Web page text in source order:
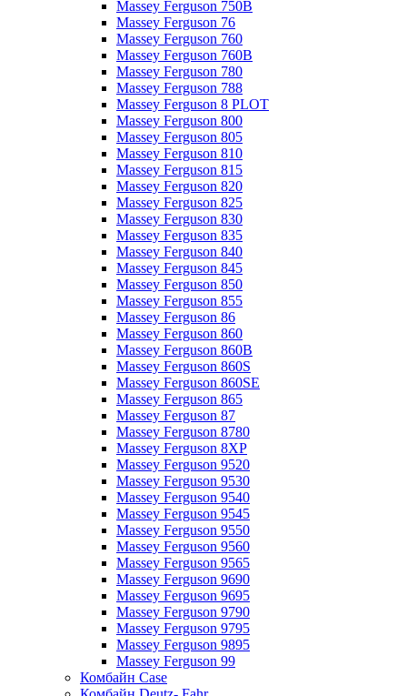
Massey Ferguson 750B
Massey Ferguson 76
Massey Ferguson 760
Massey Ferguson 760B
Massey Ferguson 780
Massey Ferguson 788
Massey Ferguson 8 PLOT
Massey Ferguson 800
Massey Ferguson 805
Massey Ferguson 810
Massey Ferguson 815
Massey Ferguson 820
Massey Ferguson 825
Massey Ferguson 830
Massey Ferguson 835
Massey Ferguson 840
Massey Ferguson 845
Massey Ferguson 850
Massey Ferguson 855
Massey Ferguson 86
Massey Ferguson 860
Massey Ferguson 860B
Massey Ferguson 860S
Massey Ferguson 860SE
Massey Ferguson 865
Massey Ferguson 87
Massey Ferguson 8780
Massey Ferguson 8XP
Massey Ferguson 9520
Massey Ferguson 9530
Massey Ferguson 9540
Massey Ferguson 9545
Massey Ferguson 9550
Massey Ferguson 9560
Massey Ferguson 9565
Massey Ferguson 9690
Massey Ferguson 9695
Massey Ferguson 9790
Massey Ferguson 9795
Massey Ferguson 9895
Massey Ferguson 99
Комбайн Case